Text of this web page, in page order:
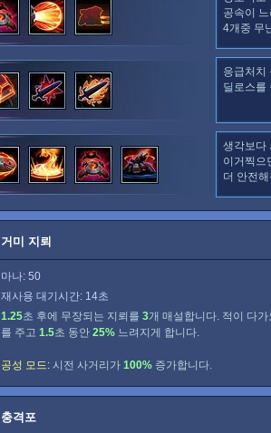
공속이
4개중 무
응급처치
딜로스를
생각보다
이거찍으
더 안전
거미 지뢰
마나: 50
재사용 대기시간: 14초
1.25초 후에 무장되는 지뢰를 3개 매설합니다. 적이 다
를 주고 1.5초 동안 25% 느려지게 합니다.
공성 모드: 시전 사거리가 100% 증가합니다.
충격포